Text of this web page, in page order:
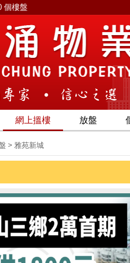
個樓盤
海岸商場平台2號舖 ) -
網上搵樓 放盤
> 雅苑新城